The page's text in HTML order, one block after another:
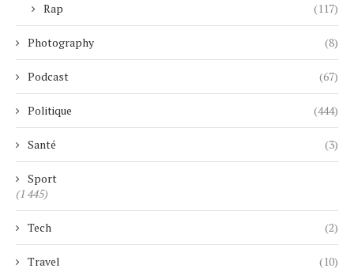
Rap (117)
Photography (8)
Podcast (67)
Politique (444)
Santé (3)
Sport
(1 445)
Tech (2)
Travel (10)